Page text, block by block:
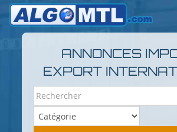
ANNONCES
EXPORT